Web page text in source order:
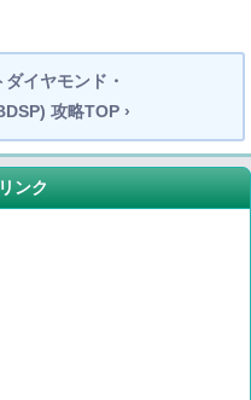
イヤモンド・
攻略TOP ›
ンク